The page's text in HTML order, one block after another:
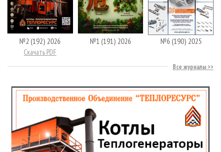
№2 (192) 2026
Скачать PDF
№1 (191) 2026 №6 (190) 2025
Все журналы